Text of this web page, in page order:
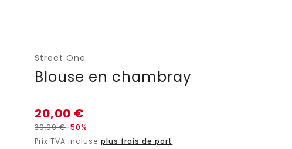
Street One
Blouse en chambray
20,00 €
39,99€-50%
Prix TVA incluse plus frais de port